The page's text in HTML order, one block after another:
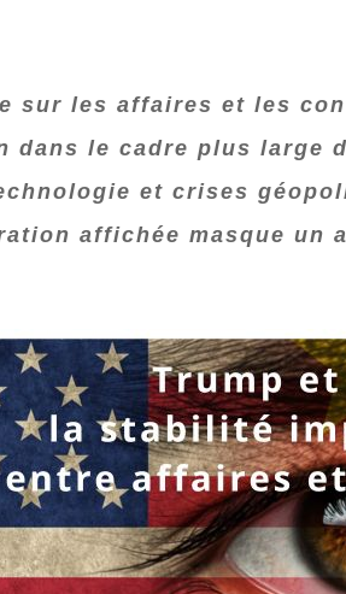
sur les affaires et les
dans le cadre plus large
et crises
affichée masque un